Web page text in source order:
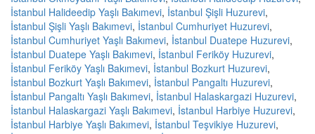
İstanbul Halideedip Yaşlı Bakımevi, İstanbul Şişli Huzurevi,
İstanbul Şişli Yaşlı Bakımevi, İstanbul Cumhuriyet Huzurevi,
İstanbul Cumhuriyet Yaşlı Bakımevi, İstanbul Duatepe Huzurevi,
İstanbul Duatepe Yaşlı Bakımevi, İstanbul Feriköy Huzurevi,
İstanbul Feriköy Yaşlı Bakımevi, İstanbul Bozkurt Huzurevi,
İstanbul Bozkurt Yaşlı Bakımevi, İstanbul Pangaltı Huzurevi,
İstanbul Pangaltı Yaşlı Bakımevi, İstanbul Halaskargazi Huzurevi,
İstanbul Halaskargazi Yaşlı Bakımevi, İstanbul Harbiye Huzurevi,
İstanbul Harbiye Yaşlı Bakımevi, İstanbul Teşvikiye Huzurevi,